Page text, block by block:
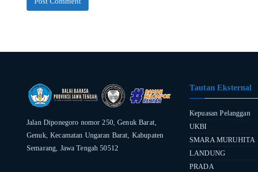
Jalan Diponegoro nomor 250, Genuk Barat,
Genuk, Kecamatan Ungaran Barat, Kabupaten
Semarang, Jawa Tengah 50512
Tautan Eksternal
Kepuasan Pelanggan
UKBI
SMARA MURUHITA
LANDUNG
PRADA